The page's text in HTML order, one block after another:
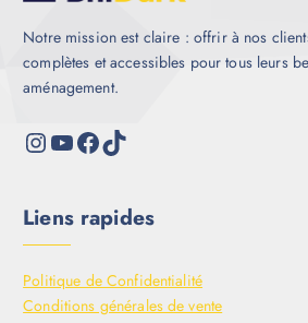
Notre mission est claire : offrir à nos
complètes et accessibles pour tous leurs
aménagement.
Liens rapides
Politique de Confidentialité
Conditions générales de vente